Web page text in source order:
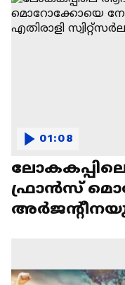
ലോകകപ്പിലെ
ഫ്രാൻസ്
01:08